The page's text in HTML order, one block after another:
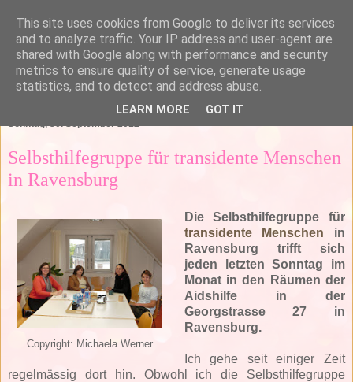
Sonntag, 30. September 2012
Selbsthilfegruppe für transidente Menschen
in Ravensburg
Copyright: Michaela Werner
Die Selbsthilfegruppe für
transidente Menschen in
Ravensburg trifft sich
jeden letzten Sonntag im
Monat in den Räumen der
Aidshilfe in der
Georgstrasse 27 in
Ravensburg.
Ich gehe seit einiger Zeit
regelmässig dort hin. Obwohl ich die Selbsthilfegruppe
This site uses cookies from Google to deliver its services
and to analyze traffic. Your IP address and user-agent are
shared with Google along with performance and security
metrics to ensure quality of service, generate usage
statistics, and to detect and address abuse.
LEARN MORE GOT IT